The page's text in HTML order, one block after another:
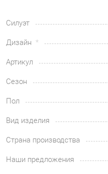
Силуэт
Дизайн
Артикул
Сезон
Пол
Вид изделия
Страна производства
Наши предложения